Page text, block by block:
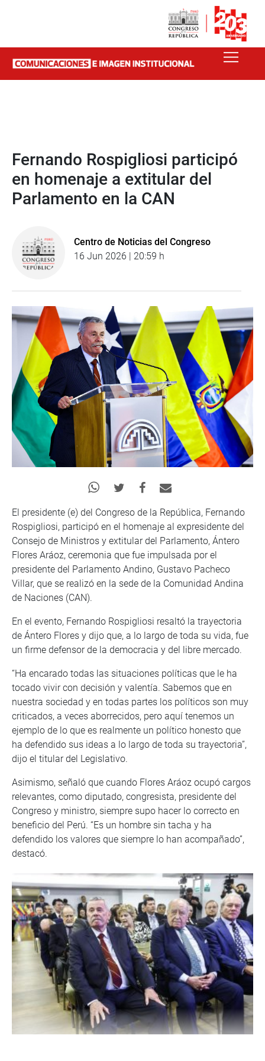
Fernando Rospigliosi participó
en homenaje a extitular del
Parlamento en la CAN
Centro de Noticias del Congreso
16 Jun 2026 | 20:59 h
El presidente (e) del Congreso de la República, Fernando
Rospigliosi, participó en el homenaje al expresidente del
Consejo de Ministros y extitular del Parlamento, Ántero
Flores Aráoz, ceremonia que fue impulsada por el
presidente del Parlamento Andino, Gustavo Pacheco
Villar, que se realizó en la sede de la Comunidad Andina
de Naciones (CAN).
En el evento, Fernando Rospigliosi resaltó la trayectoria
de Ántero Flores y dijo que, a lo largo de toda su vida, fue
un firme defensor de la democracia y del libre mercado.
“Ha encarado todas las situaciones políticas que le ha
tocado vivir con decisión y valentía. Sabemos que en
nuestra sociedad y en todas partes los políticos son muy
criticados, a veces aborrecidos, pero aquí tenemos un
ejemplo de lo que es realmente un político honesto que
ha defendido sus ideas a lo largo de toda su trayectoria”,
dijo el titular del Legislativo.
Asimismo, señaló que cuando Flores Aráoz ocupó cargos
relevantes, como diputado, congresista, presidente del
Congreso y ministro, siempre supo hacer lo correcto en
beneficio del Perú. “Es un hombre sin tacha y ha
defendido los valores que siempre lo han acompañado”,
destacó.